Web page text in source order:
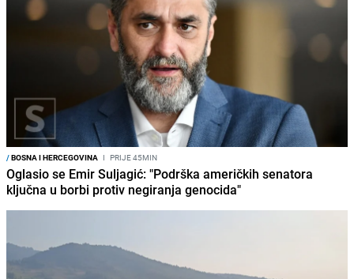
/BOSNA I HERCEGOVINA I PRIJE 45MIN
Oglasio se Emir Suljagić: "Podrška američkih senatora
ključna u borbi protiv negiranja genocida"